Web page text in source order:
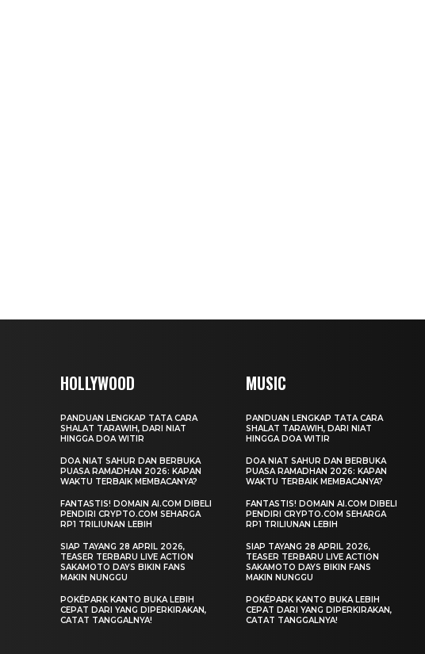
HOLLYWOOD
PANDUAN LENGKAP TATA CARA
SHALAT TARAWIH, DARI NIAT
HINGGA DOA WITIR
DOA NIAT SAHUR DAN BERBUKA
PUASA RAMADHAN 2026: KAPAN
WAKTU TERBAIK MEMBACANYA?
FANTASTIS! DOMAIN AI.COM DIBELI
PENDIRI CRYPTO.COM SEHARGA
RP1 TRILIUNAN LEBIH
SIAP TAYANG 28 APRIL 2026,
TEASER TERBARU LIVE ACTION
SAKAMOTO DAYS BIKIN FANS
MAKIN NUNGGU
POKÉPARK KANTO BUKA LEBIH
CEPAT DARI YANG DIPERKIRAKAN,
CATAT TANGGALNYA!
MUSIC
PANDUAN LENGKAP TATA CARA
SHALAT TARAWIH, DARI NIAT
HINGGA DOA WITIR
DOA NIAT SAHUR DAN BERBUKA
PUASA RAMADHAN 2026: KAPAN
WAKTU TERBAIK MEMBACANYA?
FANTASTIS! DOMAIN AI.COM DIBELI
PENDIRI CRYPTO.COM SEHARGA
RP1 TRILIUNAN LEBIH
SIAP TAYANG 28 APRIL 2026,
TEASER TERBARU LIVE ACTION
SAKAMOTO DAYS BIKIN FANS
MAKIN NUNGGU
POKÉPARK KANTO BUKA LEBIH
CEPAT DARI YANG DIPERKIRAKAN,
CATAT TANGGALNYA!